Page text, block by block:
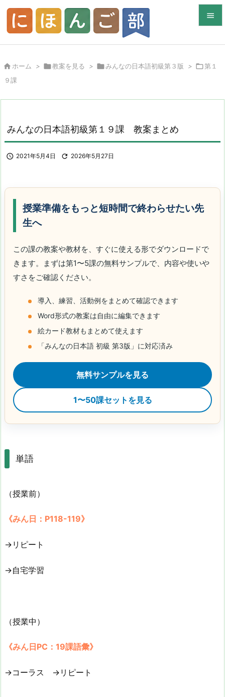

メニュ

前へ

 ホーム > 教案を見る > みんなの日本語初級第３版 > 第１
９課
みんなの日本語初級第１９課 教案まとめ
 2021年5月4日  2026年5月27日
授業準備をもっと短時間で終わらせたい先
生へ
この課の教案や教材を、すぐに使える形でダウンロードで
きます。まずは第1〜5課の無料サンプルで、内容や使いや
すさをご確認ください。
導入、練習、活動例をまとめて確認できます
Word形式の教案は自由に編集できます
絵カード教材もまとめて使えます
「みんなの日本語 初級 第3版」に対応済み
無料サンプルを見る
1〜50課セットを見る
単語
（授業前）
《みん日：P118-119》
→リピート
→自宅学習
（授業中）
《みん日PC：19課語彙》
→コーラス →リピート